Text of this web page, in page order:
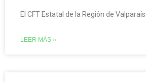
El CFT Estatal de la Región de
LEER MÁS »